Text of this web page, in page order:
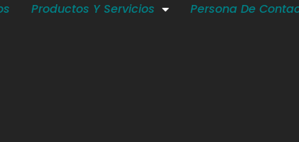
Productos Y Servicios Persona De